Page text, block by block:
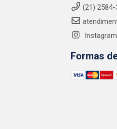
(21)
Instagram
Formas